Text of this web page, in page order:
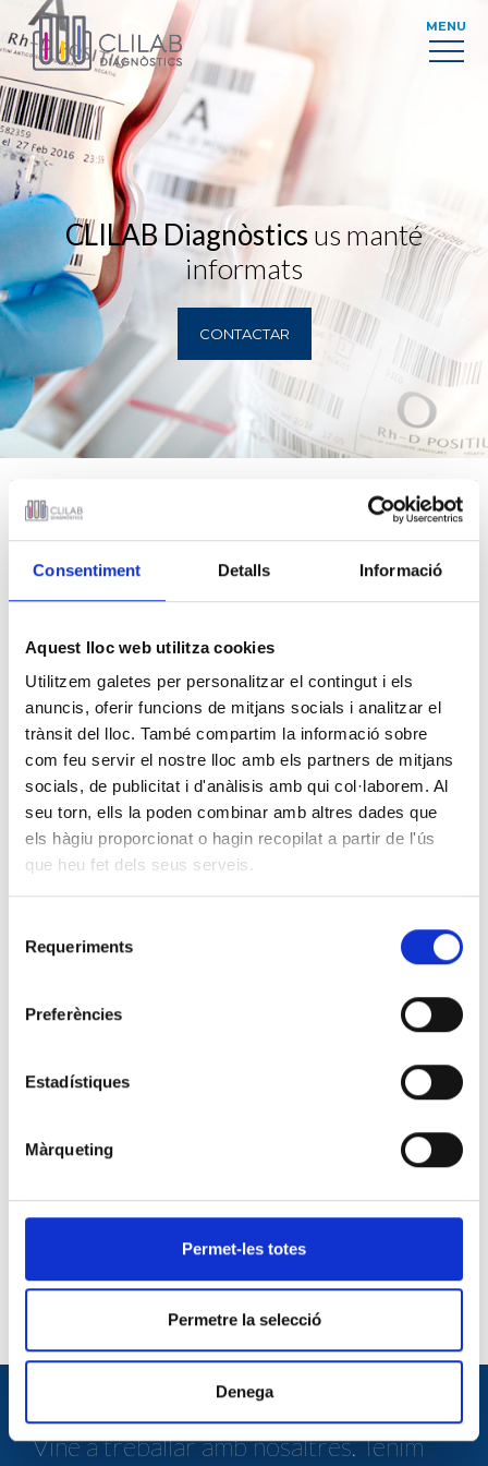
Consentiment Detalls Informació
Aquest lloc web utilitza cookies
Utilitzem galetes per personalitzar el contingut i els
anuncis, oferir funcions de mitjans socials i analitzar el
trànsit del lloc. També compartim la informació sobre
com feu servir el nostre lloc amb els partners de mitjans
socials, de publicitat i d'anàlisis amb qui col·laborem. Al
seu torn, ells la poden combinar amb altres dades que
els hàgiu proporcionat o hagin recopilat a partir de l'ús
que heu fet dels seus serveis.
Requeriments
Preferències
Estadístiques
Màrqueting
Permet-les totes
Permetre la selecció
Denega
MENU
CLILAB Diagnòstics us manté
informats
CONTACTAR
10 DE DESEMBRE 2020
facultatiu/va especialista en
anàlisis clíniques
Convocatòria d'una vacant de facultatiu/va en anàlisis clíniques.
DESCARREGAR ARXIU
DESCARREGAR ARXIU
CV ESTANDARITZAT (castellà)
DESCARREGAR ARXIU
DESCARREGAR ARXIU
NOTÍCIES
TREBALLA AMB NOSALTRES
Vine a treballar amb nosaltres. Tenim